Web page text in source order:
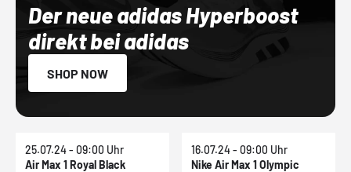
Der neue adidas Hyperboost
direkt bei adidas
SHOP NOW
25.07.24 - 09:00 Uhr
Air Max 1 Royal Black
16.07.24 - 09:00 Uhr
Nike Air Max 1 Olympic